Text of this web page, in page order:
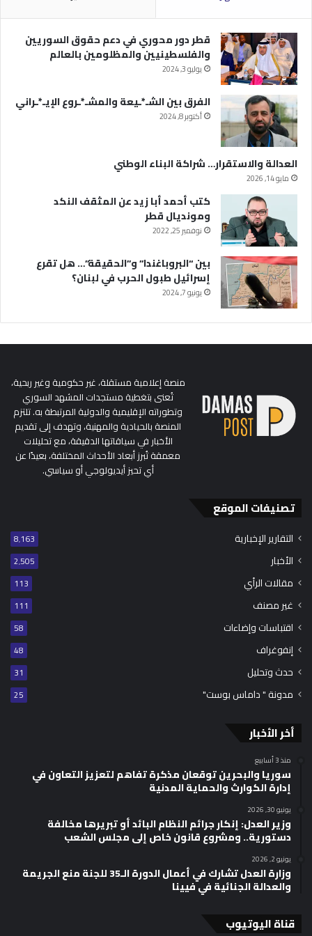
قطر دور محوري في دعم حقوق السوريين
والفلسطينيين والمظلومين بالعالم
يوليو 3, 2024
الفرق بين الشـ*ـيعة والمشـ*ـروع الإيـ*ـراني
أكتوبر 8, 2024
العدالة والاستقرار… شراكة البناء الوطني
مايو 14, 2026
كتب أحمد أبا زيد عن المثقف النكد
ومونديال قطر
نوفمبر 25, 2022
بين “البروباغندا” و”الحقيقة”… هل تقرع
إسرائيل طبول الحرب في لبنان؟
يونيو 7, 2024
منصة إعلامية مستقلة، غير حكومية وغير ربحية،
تُعنى بتغطية مستجدات المشهد السوري
وتطوراته الإقليمية والدولية المرتبطة به. تلتزم
المنصة بالحيادية والمهنية، وتهدف إلى تقديم
الأخبار في سياقاتها الدقيقة، مع تحليلات
معمقة تُبرز أبعاد الأحداث المختلفة، بعيدًا عن
أي تحيز أيديولوجي أو سياسي.
تصنيفات الموقع
التقارير الإخبارية 8٬163
الأخبار 2٬505
مقالات الرأي 113
غير مصنف 111
اقتباسات وإضاءات 58
إنفوغراف 48
حدث وتحليل 31
مدونة " داماس بوست" 25
أخر الأخبار
منذ 3 أسابيع
سوريا والبحرين توقعان مذكرة تفاهم لتعزيز التعاون في
إدارة الكوارث والحماية المدنية
يونيو 30, 2026
وزير العدل: إنكار جرائم النظام البائد أو تبريرها مخالفة
دستورية.. ومشروع قانون خاص إلى مجلس الشعب
يونيو 2, 2026
وزارة العدل تشارك في أعمال الدورة الـ35 للجنة منع الجريمة
والعدالة الجنائية في فيينا
قناة اليوتيوب